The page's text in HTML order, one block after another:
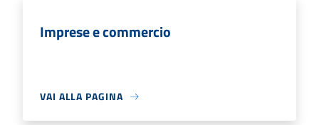
Imprese e commercio
VAI ALLA PAGINA